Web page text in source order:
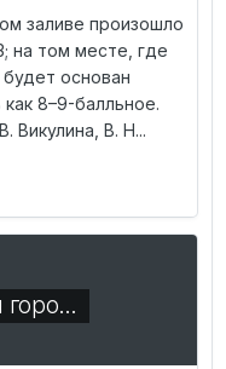
заливе произошло
на том месте, где
основан
8–9-балльное.
Викулина, В. Н...
горо…